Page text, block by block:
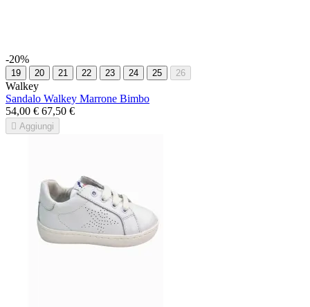
-20%
19 20 21 22 23 24 25 26
Walkey
Sandalo Walkey Marrone Bimbo
54,00 € 67,50 €
 Aggiungi